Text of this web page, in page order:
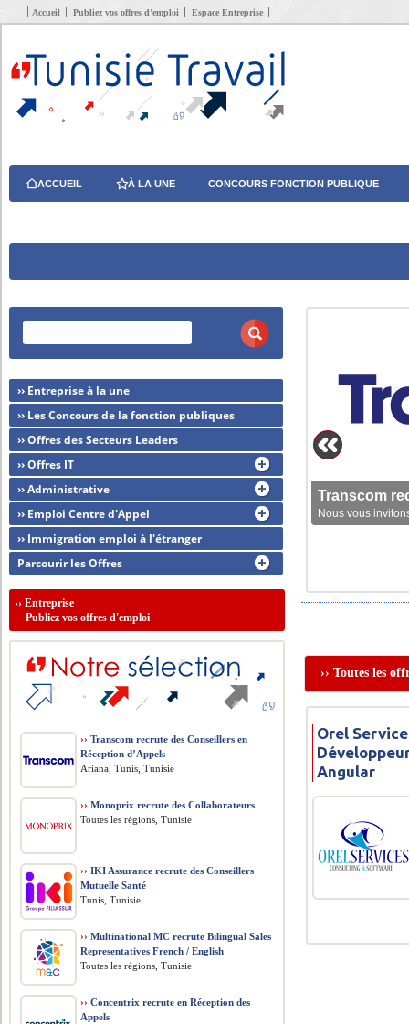
Accueil Publiez vos offres d’emploi Espace Entreprise
ACCUEIL À LA UNE CONCOURS FONCTION PUBLIQUE
Transcom
Nous vous
›› Toutes les
Orel
Angular
›› Entreprise à la une
›› Les Concours de la fonction publiques
›› Offres des Secteurs Leaders
›› Offres IT
›› Administrative
›› Emploi Centre d'Appel
›› Immigration emploi à l'étranger
Parcourir les Offres
››Entreprise
Publiez vos offres d'emploi
›› Transcom recrute des Conseillers en
Réception d’Appels
Ariana, Tunis, Tunisie
›› Monoprix recrute des Collaborateurs
Toutes les régions, Tunisie
›› IKI Assurance recrute des Conseillers
Mutuelle Santé
Tunis, Tunisie
›› Multinational MC recrute Bilingual Sales
Representatives French / English
Toutes les régions, Tunisie
›› Concentrix recrute en Réception des
Appels